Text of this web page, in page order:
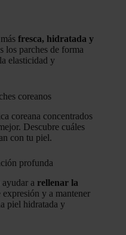
fresca, hidratada y
los parches de forma
elasticidad y
coreanos
coreana concentrados
Descubre cuáles
con tu piel.
profunda
ayudar a rellenar la
expresión y a mantener
piel hidratada y